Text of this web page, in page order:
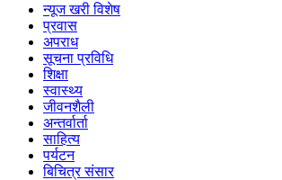
न्यूज खरी विशेष
प्रवास
अपराध
सूचना प्रविधि
शिक्षा
स्वास्थ्य
जीवनशैली
अन्तर्वार्ता
साहित्य
पर्यटन
बिचित्र संसार